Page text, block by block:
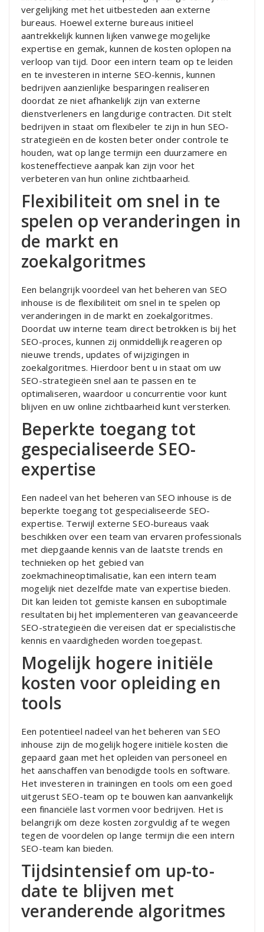
vergelijking met het uitbesteden aan externe
bureaus. Hoewel externe bureaus initieel
aantrekkelijk kunnen lijken vanwege mogelijke
expertise en gemak, kunnen de kosten oplopen na
verloop van tijd. Door een intern team op te leiden
en te investeren in interne SEO-kennis, kunnen
bedrijven aanzienlijke besparingen realiseren
doordat ze niet afhankelijk zijn van externe
dienstverleners en langdurige contracten. Dit stelt
bedrijven in staat om flexibeler te zijn in hun SEO-
strategieën en de kosten beter onder controle te
houden, wat op lange termijn een duurzamere en
kosteneffectieve aanpak kan zijn voor het
verbeteren van hun online zichtbaarheid.
Flexibiliteit om snel in te
spelen op veranderingen in
de markt en
zoekalgoritmes
Een belangrijk voordeel van het beheren van SEO
inhouse is de flexibiliteit om snel in te spelen op
veranderingen in de markt en zoekalgoritmes.
Doordat uw interne team direct betrokken is bij het
SEO-proces, kunnen zij onmiddellijk reageren op
nieuwe trends, updates of wijzigingen in
zoekalgoritmes. Hierdoor bent u in staat om uw
SEO-strategieën snel aan te passen en te
optimaliseren, waardoor u concurrentie voor kunt
blijven en uw online zichtbaarheid kunt versterken.
Beperkte toegang tot
gespecialiseerde SEO-
expertise
Een nadeel van het beheren van SEO inhouse is de
beperkte toegang tot gespecialiseerde SEO-
expertise. Terwijl externe SEO-bureaus vaak
beschikken over een team van ervaren professionals
met diepgaande kennis van de laatste trends en
technieken op het gebied van
zoekmachineoptimalisatie, kan een intern team
mogelijk niet dezelfde mate van expertise bieden.
Dit kan leiden tot gemiste kansen en suboptimale
resultaten bij het implementeren van geavanceerde
SEO-strategieën die vereisen dat er specialistische
kennis en vaardigheden worden toegepast.
Mogelijk hogere initiële
kosten voor opleiding en
tools
Een potentieel nadeel van het beheren van SEO
inhouse zijn de mogelijk hogere initiële kosten die
gepaard gaan met het opleiden van personeel en
het aanschaffen van benodigde tools en software.
Het investeren in trainingen en tools om een goed
uitgerust SEO-team op te bouwen kan aanvankelijk
een financiële last vormen voor bedrijven. Het is
belangrijk om deze kosten zorgvuldig af te wegen
tegen de voordelen op lange termijn die een intern
SEO-team kan bieden.
Tijdsintensief om up-to-
date te blijven met
veranderende algoritmes